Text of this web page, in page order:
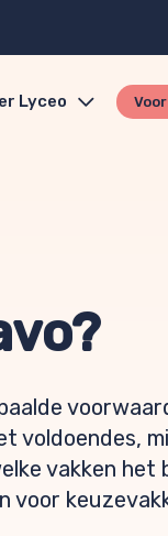
Lyceo
voldoendes,
vakken het
voor